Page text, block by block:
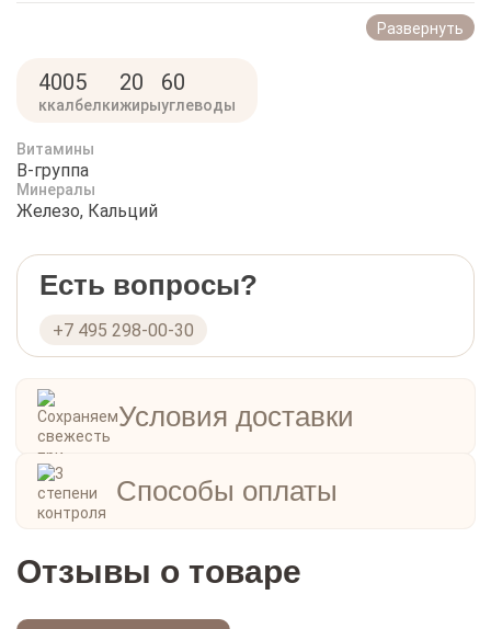
Эта помадка плотная, она не тянется и не крошится.
По консистенции она напоминает щербет. Её аромат
молочный. Фактура привлекательная: это не просто
шарики с ровной поверхностью, это настоящее
Покупайте помадку «Коломчаночка» в интернет-
магазине «РыбоедовЪ» и наслаждайтесь
натуральным и нежным вкусом!
Развернуть
400
ккал
5
белки
20
жиры
60
углеводы
Витамины
B-группа
Минералы
Железо, Кальций
Есть вопросы?
+7 495 298-00-30
Условия доставки
Способы оплаты
Отзывы о товаре